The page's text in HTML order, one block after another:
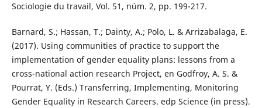
Sociologie du travail, Vol. 51, núm. 2, pp. 199-217.
Barnard, S.; Hassan, T.; Dainty, A.; Polo, L. & Arrizabalaga, E.
(2017). Using communities of practice to support the
implementation of gender equality plans: lessons from a
cross-national action research Project, en Godfroy, A. S. &
Pourrat, Y. (Eds.) Transferring, Implementing, Monitoring
Gender Equality in Research Careers. edp Science (in press).